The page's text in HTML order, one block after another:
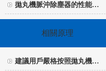
拋丸機脈沖除塵器的性能…
相關原理
建議用戶嚴格按照拋丸機…